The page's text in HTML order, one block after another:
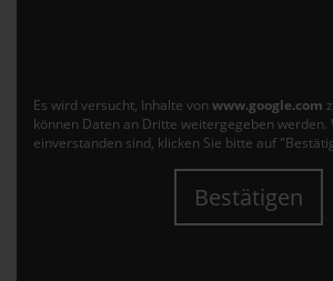
Es wird versucht, Inhalte von www.google.com
können Daten an Dritte weitergegeben werden.
einverstanden sind, klicken Sie bitte auf
Bestätigen